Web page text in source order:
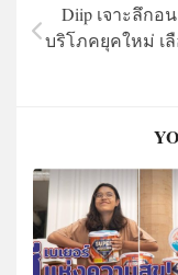
Diip เจาะลึกอ
บริโภคยุคใหม่ เ